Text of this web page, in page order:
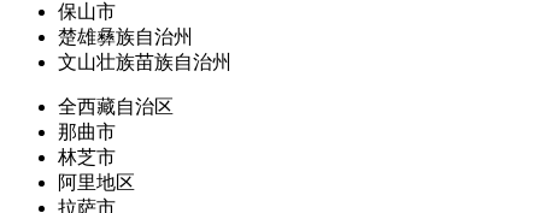
保山市
楚雄彝族自治州
文山壮族苗族自治州
全西藏自治区
那曲市
林芝市
阿里地区
拉萨市